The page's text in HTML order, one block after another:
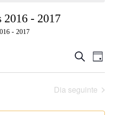
2016 - 2017
- 2017
Eventos
Views
Pesquisar
Day
Dia seguinte